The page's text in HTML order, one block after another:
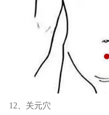
12、关元穴